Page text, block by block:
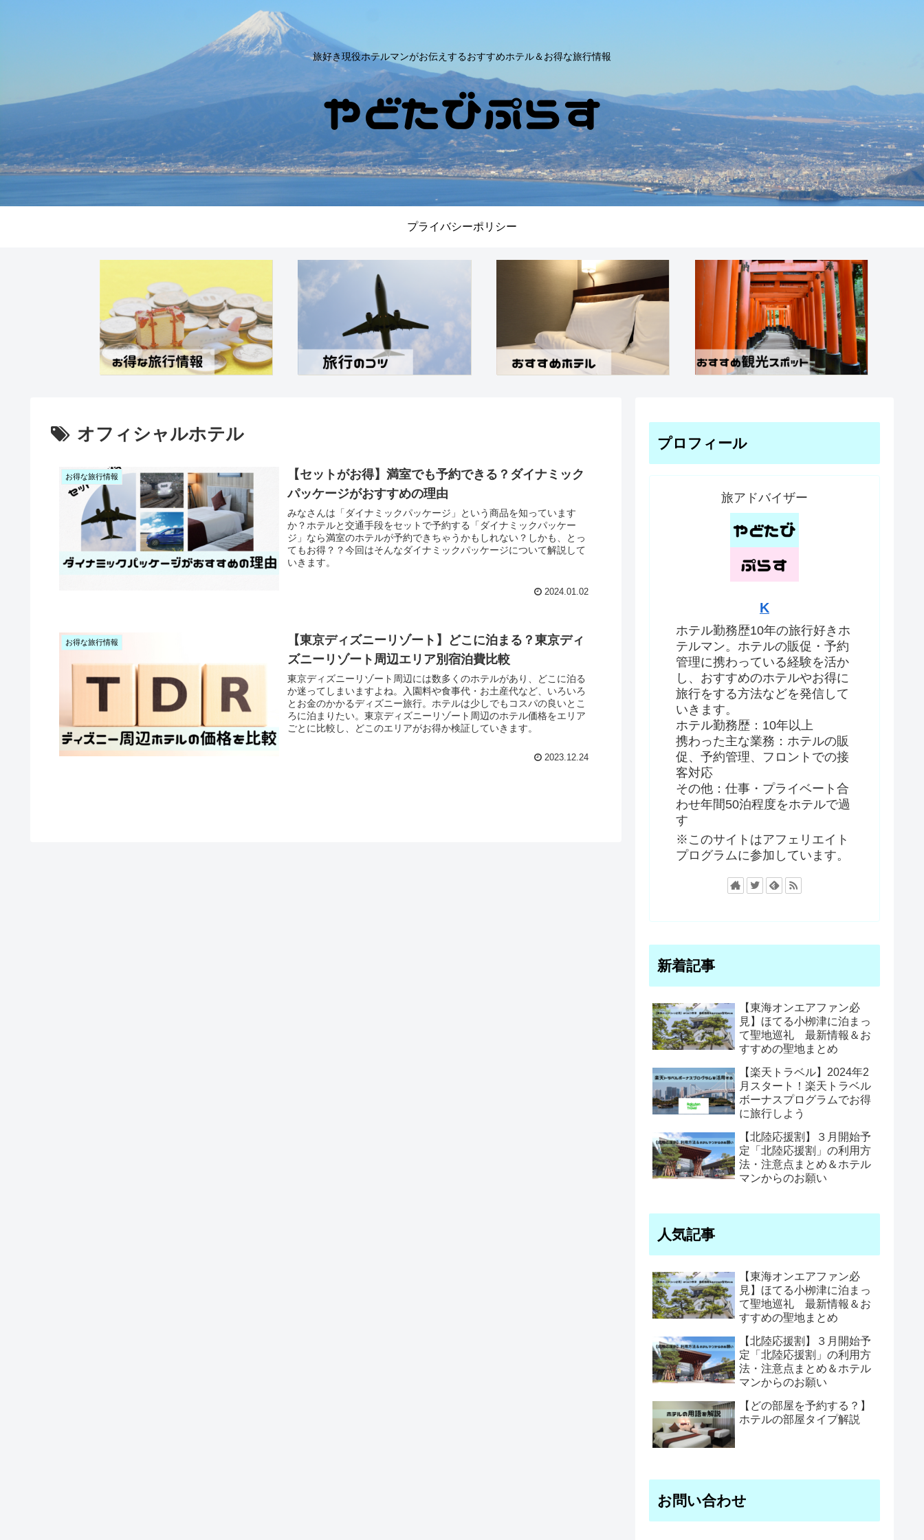
旅好き現役ホテルマンがお伝えするおすすめホテル＆お得な旅行情報
プライバシーポリシー
オフィシャルホテル
お得な旅行情報
【セットがお得】満室でも予約できる？ダイナミック
パッケージがおすすめの理由
みなさんは「ダイナミックパッケージ」という商品を知っています
か？ホテルと交通手段をセットで予約する「ダイナミックパッケー
ジ」なら満室のホテルが予約できちゃうかもしれない？しかも、とっ
てもお得？？今回はそんなダイナミックパッケージについて解説して
いきます。
2024.01.02
お得な旅行情報
【東京ディズニーリゾート】どこに泊まる？東京ディ
ズニーリゾート周辺エリア別宿泊費比較
東京ディズニーリゾート周辺には数多くのホテルがあり、どこに泊る
か迷ってしまいますよね。入園料や食事代・お土産代など、いろいろ
とお金のかかるディズニー旅行。ホテルは少しでもコスパの良いとこ
ろに泊まりたい。東京ディズニーリゾート周辺のホテル価格をエリア
ごとに比較し、どこのエリアがお得か検証していきます。
2023.12.24
プロフィール
旅アドバイザー
K
ホテル勤務歴10年の旅行好きホ
テルマン。ホテルの販促・予約
管理に携わっている経験を活か
し、おすすめのホテルやお得に
旅行をする方法などを発信して
いきます。
ホテル勤務歴：10年以上
携わった主な業務：ホテルの販
促、予約管理、フロントでの接
客対応
その他：仕事・プライベート合
わせ年間50泊程度をホテルで過
す
※このサイトはアフェリエイト
プログラムに参加しています。
新着記事
【東海オンエアファン必
見】ほてる小栁津に泊まっ
て聖地巡礼 最新情報＆お
すすめの聖地まとめ
【楽天トラベル】2024年2
月スタート！楽天トラベル
ボーナスプログラムでお得
に旅行しよう
【北陸応援割】３月開始予
定「北陸応援割」の利用方
法・注意点まとめ＆ホテル
マンからのお願い
人気記事
【東海オンエアファン必
見】ほてる小栁津に泊まっ
て聖地巡礼 最新情報＆お
すすめの聖地まとめ
【北陸応援割】３月開始予
定「北陸応援割」の利用方
法・注意点まとめ＆ホテル
マンからのお願い
【どの部屋を予約する？】
ホテルの部屋タイプ解説
お問い合わせ